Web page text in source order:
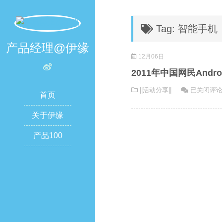
产品经理@伊缘
首页
关于伊缘
产品100
Tag: 智能手机
12月06日
2011年中国网民
||活动分享||
2011
已关闭评论